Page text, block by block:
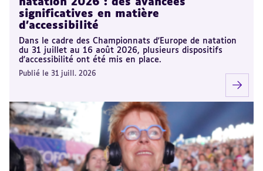
natation 2026 : des avancées
significatives en matière
d'accessibilité
Dans le cadre des Championnats d'Europe de natation
du 31 juillet au 16 août 2026, plusieurs dispositifs
d'accessibilité ont été mis en place.
Publié le 31 juill. 2026